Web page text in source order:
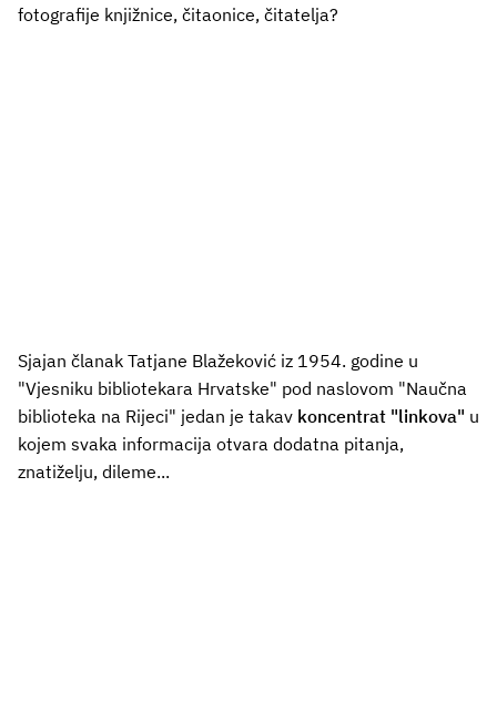
fotografije knjižnice, čitaonice, čitatelja?
Sjajan članak Tatjane Blažeković iz 1954. godine u
"Vjesniku bibliotekara Hrvatske" pod naslovom "Naučna
biblioteka na Rijeci" jedan je takav koncentrat "linkova" u
kojem svaka informacija otvara dodatna pitanja,
znatiželju, dileme...